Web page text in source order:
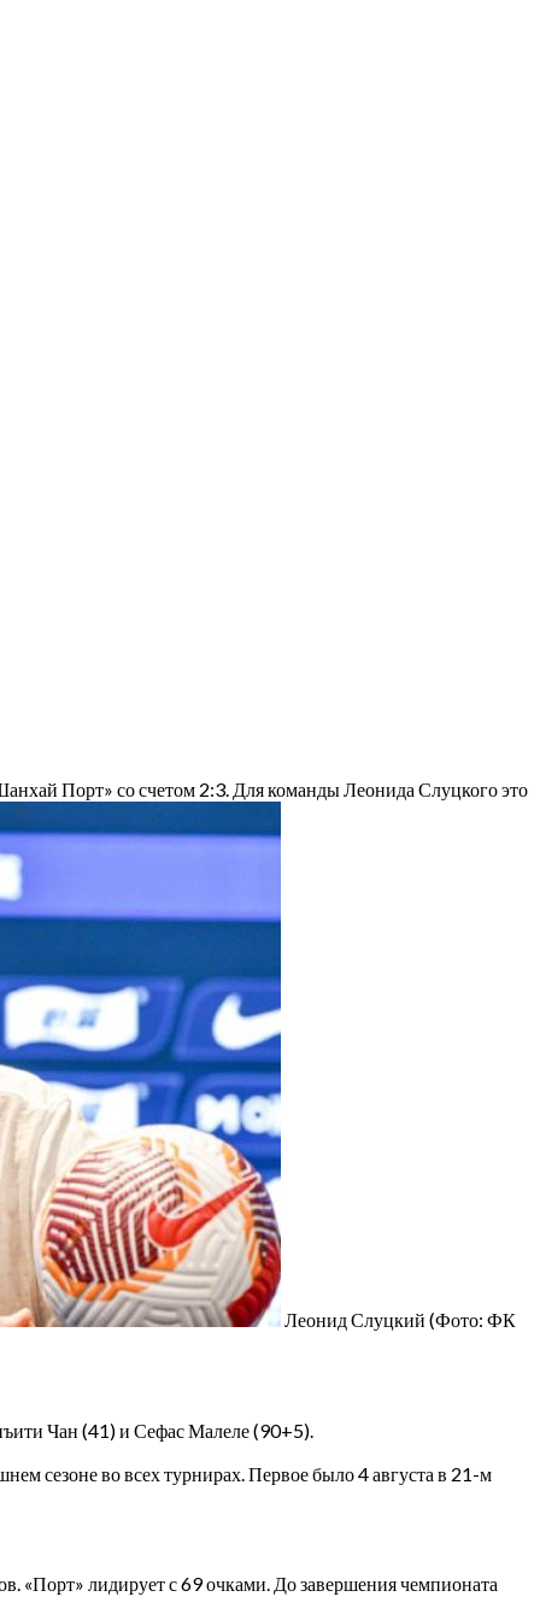
Порт» со счетом 2:3. Для команды Леонида Слуцкого это
Леонид Слуцкий (Фото: ФК
Чан (41) и Сефас Малеле (90+5).
сезоне во всех турнирах. Первое было 4 августа в 21-м
«Порт» лидирует с 69 очками. До завершения чемпионата